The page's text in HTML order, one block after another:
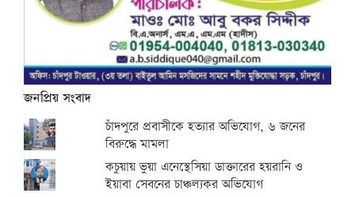
জনপ্রিয় সংবাদ
চাঁদপুরে প্রবাসীকে হত্যার অভিযোগ, ৬ জনের
বিরুদ্ধে মামলা
কচুয়ায় ভুয়া এনেস্থেসিয়া ডাক্তারের হয়রানি ও
ইয়াবা সেবনের চাঞ্চল্যকর অভিযোগ